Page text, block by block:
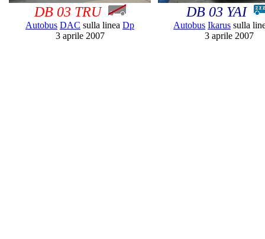
DB 03 TRU
Autobus DAC sulla linea Dp
3 aprile 2007
DB 03 YAI
Autobus Ikarus sulla
3 aprile 2007